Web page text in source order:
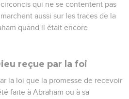
qui ne se contentent pas
aussi sur les traces de la
quand il était encore
reçue par la foi
la loi que la promesse de recevoir
faite à Abraham ou à sa